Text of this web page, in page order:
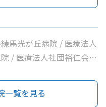
馬光が丘病院 / 医療法人
/ 医療法人社団裕仁会鈴
一覧を見る